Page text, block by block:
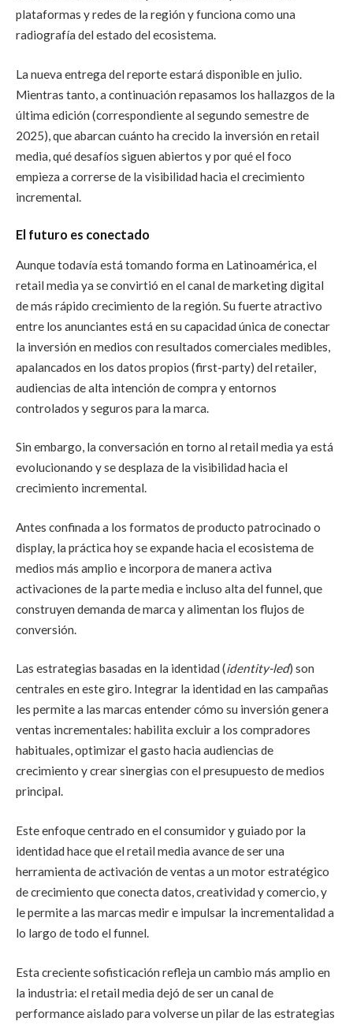
plataformas y redes de la región y funciona como una
radiografía del estado del ecosistema.
La nueva entrega del reporte estará disponible en julio.
Mientras tanto, a continuación repasamos los hallazgos de la
última edición (correspondiente al segundo semestre de
2025), que abarcan cuánto ha crecido la inversión en retail
media, qué desafíos siguen abiertos y por qué el foco
empieza a correrse de la visibilidad hacia el crecimiento
incremental.
El futuro es conectado
Aunque todavía está tomando forma en Latinoamérica, el
retail media ya se convirtió en el canal de marketing digital
de más rápido crecimiento de la región. Su fuerte atractivo
entre los anunciantes está en su capacidad única de conectar
la inversión en medios con resultados comerciales medibles,
apalancados en los datos propios (first-party) del retailer,
audiencias de alta intención de compra y entornos
controlados y seguros para la marca.
Sin embargo, la conversación en torno al retail media ya está
evolucionando y se desplaza de la visibilidad hacia el
crecimiento incremental.
Antes confinada a los formatos de producto patrocinado o
display, la práctica hoy se expande hacia el ecosistema de
medios más amplio e incorpora de manera activa
activaciones de la parte media e incluso alta del funnel, que
construyen demanda de marca y alimentan los flujos de
conversión.
Las estrategias basadas en la identidad (identity-led) son
centrales en este giro. Integrar la identidad en las campañas
les permite a las marcas entender cómo su inversión genera
ventas incrementales: habilita excluir a los compradores
habituales, optimizar el gasto hacia audiencias de
crecimiento y crear sinergias con el presupuesto de medios
principal.
Este enfoque centrado en el consumidor y guiado por la
identidad hace que el retail media avance de ser una
herramienta de activación de ventas a un motor estratégico
de crecimiento que conecta datos, creatividad y comercio, y
le permite a las marcas medir e impulsar la incrementalidad a
lo largo de todo el funnel.
Esta creciente sofisticación refleja un cambio más amplio en
la industria: el retail media dejó de ser un canal de
performance aislado para volverse un pilar de las estrategias